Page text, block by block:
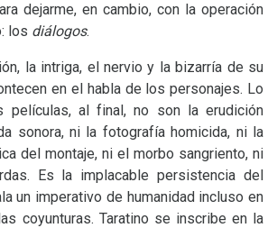
dejarme, en cambio, con la operación
los diálogos.
la intriga, el nervio y la bizarría de su
en el habla de los personajes. Lo
películas, al final, no son la erudición
sonora, ni la fotografía homicida, ni la
del montaje, ni el morbo sangriento, ni
Es la implacable persistencia del
un imperativo de humanidad incluso en
coyunturas. Taratino se inscribe en la